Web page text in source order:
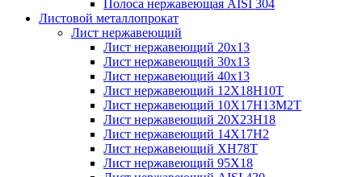
Полоса нержавеющая AISI 304
Листовой металлопрокат
Лист нержавеющий
Лист нержавеющий 20х13
Лист нержавеющий 30х13
Лист нержавеющий 40х13
Лист нержавеющий 12Х18Н10Т
Лист нержавеющий 10Х17Н13М2T
Лист нержавеющий 20Х23Н18
Лист нержавеющий 14Х17Н2
Лист нержавеющий ХН78Т
Лист нержавеющий 95Х18